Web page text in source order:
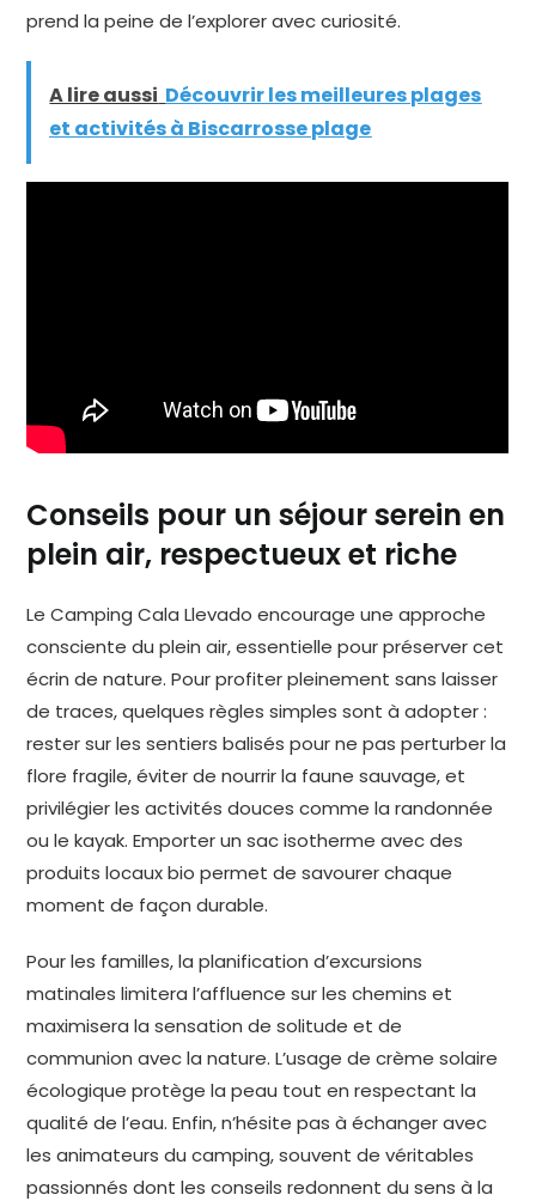
prend la peine de l’explorer avec curiosité.
A lire aussi Découvrir les meilleures plages
et activités à Biscarrosse plage
Conseils pour un séjour serein en
plein air, respectueux et riche
Le Camping Cala Llevado encourage une approche
consciente du plein air, essentielle pour préserver cet
écrin de nature. Pour profiter pleinement sans laisser
de traces, quelques règles simples sont à adopter :
rester sur les sentiers balisés pour ne pas perturber la
flore fragile, éviter de nourrir la faune sauvage, et
privilégier les activités douces comme la randonnée
ou le kayak. Emporter un sac isotherme avec des
produits locaux bio permet de savourer chaque
moment de façon durable.
Pour les familles, la planification d’excursions
matinales limitera l’affluence sur les chemins et
maximisera la sensation de solitude et de
communion avec la nature. L’usage de crème solaire
écologique protège la peau tout en respectant la
qualité de l’eau. Enfin, n’hésite pas à échanger avec
les animateurs du camping, souvent de véritables
passionnés dont les conseils redonnent du sens à la